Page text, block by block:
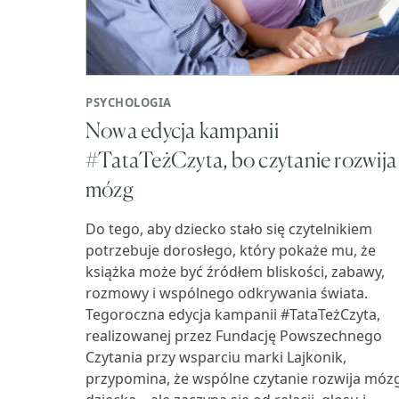
PSYCHOLOGIA
Nowa edycja kampanii
#TataTeżCzyta, bo czytanie rozwija
mózg
Do tego, aby dziecko stało się czytelnikiem
potrzebuje dorosłego, który pokaże mu, że
książka może być źródłem bliskości, zabawy,
rozmowy i wspólnego odkrywania świata.
Tegoroczna edycja kampanii #TataTeżCzyta,
realizowanej przez Fundację Powszechnego
Czytania przy wsparciu marki Lajkonik,
przypomina, że wspólne czytanie rozwija